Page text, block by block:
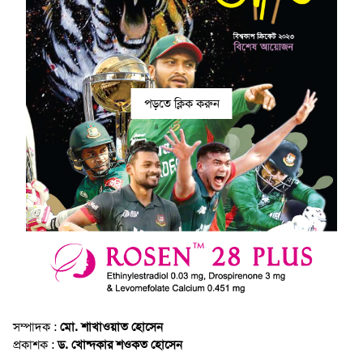
পড়তে ক্লিক করুন
সম্পাদক : মো. শাখাওয়াত হোসেন
প্রকাশক :ড. খোন্দকার শওকত হোসেন